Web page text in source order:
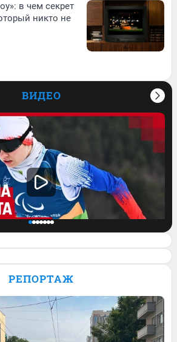
в чем секрет
никто не
ВИДЕО
история сильной духом
РЕПОРТАЖ